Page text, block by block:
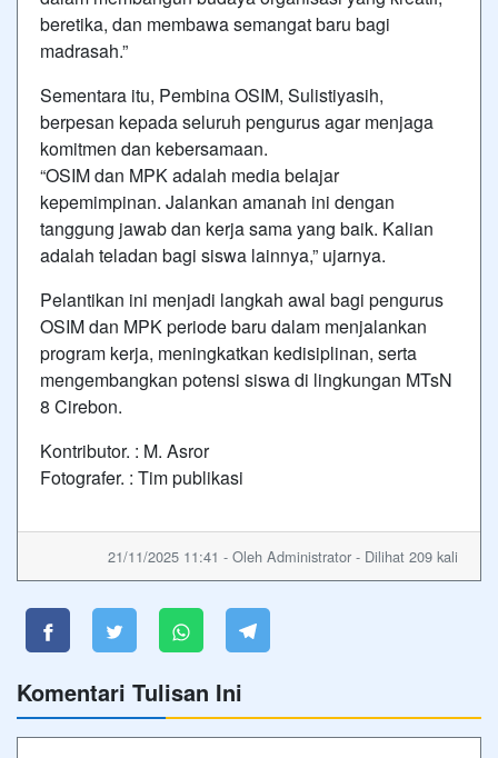
beretika, dan membawa semangat baru bagi
madrasah.”
Sementara itu, Pembina OSIM, Sulistiyasih,
berpesan kepada seluruh pengurus agar menjaga
komitmen dan kebersamaan.
“OSIM dan MPK adalah media belajar
kepemimpinan. Jalankan amanah ini dengan
tanggung jawab dan kerja sama yang baik. Kalian
adalah teladan bagi siswa lainnya,” ujarnya.
Pelantikan ini menjadi langkah awal bagi pengurus
OSIM dan MPK periode baru dalam menjalankan
program kerja, meningkatkan kedisiplinan, serta
mengembangkan potensi siswa di lingkungan MTsN
8 Cirebon.
Kontributor. : M. Asror
Fotografer. : Tim publikasi
21/11/2025 11:41 - Oleh Administrator - Dilihat 209 kali
Komentari Tulisan Ini